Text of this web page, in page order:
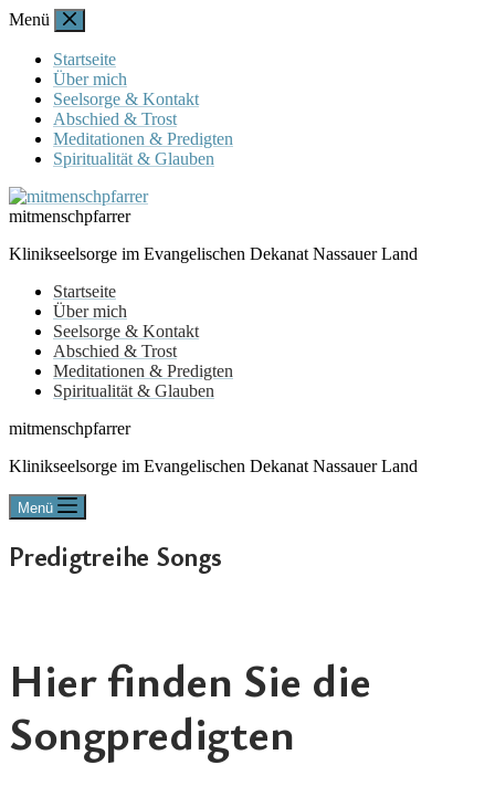
Zum
springen
Menü
Startseite
Über mich
Seelsorge & Kontakt
Abschied & Trost
Meditationen & Predigten
Spiritualität & Glauben
mitmenschpfarrer
Klinikseelsorge im Evangelischen Dekanat Nassauer Land
Startseite
Über mich
Seelsorge & Kontakt
Abschied & Trost
Meditationen & Predigten
Spiritualität & Glauben
mitmenschpfarrer
Klinikseelsorge im Evangelischen Dekanat Nassauer Land
Menü
Predigtreihe Songs
Hier finden Sie die
Songpredigten